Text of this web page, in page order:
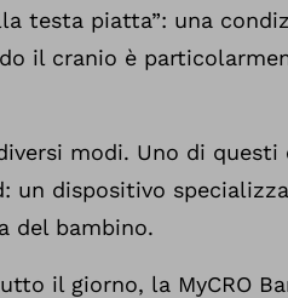
testa piatta”: una
il cranio è
modi. Uno di questi
un dispositivo
del bambino.
il giorno, la MyCRO